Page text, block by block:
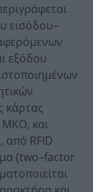
εισόδου–
εξόδου
κάρτας
και
από RFID
(two–factor